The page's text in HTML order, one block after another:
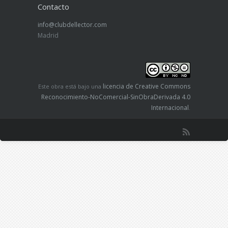
Contacto
info@clubdellector.com
Madrid
Este obra está bajo una licencia de Creative Commons
Reconocimiento-NoComercial-SinObraDerivada 4.0
Internacional